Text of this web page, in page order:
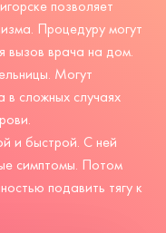
позволяет
Процедуру могут
вызов врача на дом.
Могут
в сложных случаях
и быстрой. С ней
симптомы. Потом
подавить тягу к